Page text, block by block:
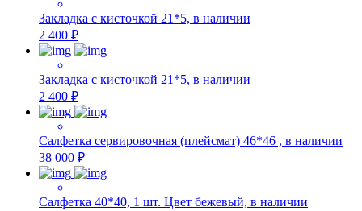
Закладка с кисточкой 21*5, в наличии
2 400 ₽
Закладка с кисточкой 21*5, в наличии
2 400 ₽
Салфетка сервировочная (плейсмат) 46*46 , в наличии
38 000 ₽
Салфетка 40*40, 1 шт. Цвет бежевый, в наличии